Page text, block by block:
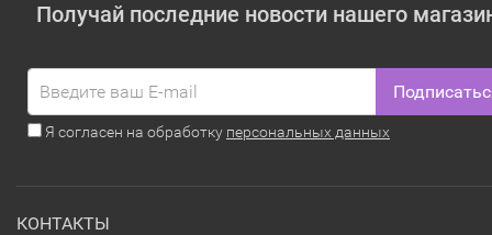
Получай последние новости нашего
Я согласен на обработку персональных данных
КОНТАКТЫ